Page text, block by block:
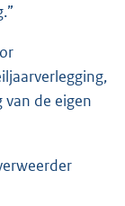
de eigen